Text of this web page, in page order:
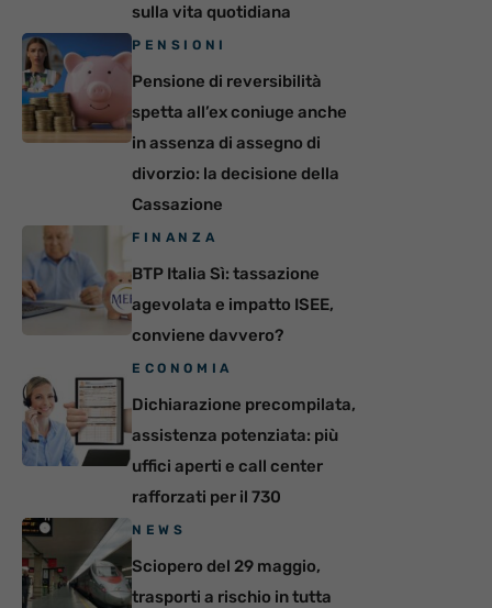
sulla vita quotidiana
PENSIONI
Pensione di reversibilità
spetta all’ex coniuge anche
in assenza di assegno di
divorzio: la decisione della
Cassazione
FINANZA
BTP Italia Sì: tassazione
agevolata e impatto ISEE,
conviene davvero?
ECONOMIA
Dichiarazione precompilata,
assistenza potenziata: più
uffici aperti e call center
rafforzati per il 730
NEWS
Sciopero del 29 maggio,
trasporti a rischio in tutta